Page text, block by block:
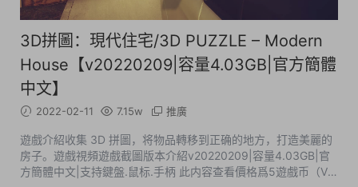
3D拼圖：現代住宅/3D PUZZLE – Modern
House【v20220209|容量4.03GB|官方簡體
中文】
2022-02-11 7.15w 推廣
遊戲介紹收集 3D 拼圖，将物品轉移到正确的地方，打造美麗的
房子。遊戲視頻遊戲截圖版本介紹v20220209|容量4.03GB|官
方簡體中文|支持鍵盤.鼠标.手柄 此内容查看價格爲5遊戲币（VIP